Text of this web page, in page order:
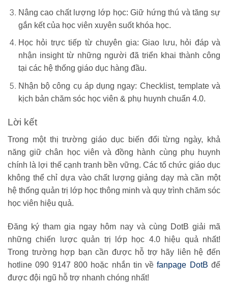
Nâng cao chất lượng lớp học: Giữ hứng thú và tăng sự
gắn kết của học viên xuyên suốt khóa học.
Học hỏi trực tiếp từ chuyên gia: Giao lưu, hỏi đáp và
nhận insight từ những người đã triển khai thành công
tại các hệ thống giáo dục hàng đầu.
Nhận bộ công cụ áp dụng ngay: Checklist, template và
kịch bản chăm sóc học viên & phụ huynh chuẩn 4.0.
Lời kết
Trong một thị trường giáo dục biến đổi từng ngày,
khả
năng giữ chân học viên và đồng hành cùng phụ huynh
chính là lợi thế cạnh tranh bền vững. Các tổ chức giáo dục
không thể chỉ dựa vào chất lượng giảng dạy mà cần một
hệ thống quản trị lớp học thông minh và quy trình chăm sóc
học viên hiệu quả.
Đăng ký tham gia ngay hôm nay và cùng DotB giải mã
những chiến lược quản trị lớp học 4.0 hiệu quả nhất!
Trong trường hợp bạn cần được hỗ trợ hãy liên hệ đến
hotline090 9147 800hoặc nhắn tin vềfanpage DotB để
được đội ngũ hỗ trợ nhanh chóng nhất!